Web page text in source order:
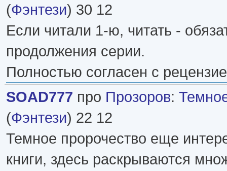
(Фэнтези) 30 12
Если читали 1-ю, читать -
продолжения серии.
Полностью согласен с
SOAD777 про Прозоров:
(Фэнтези) 22 12
Темное пророчество еще
книги, здесь раскрываются